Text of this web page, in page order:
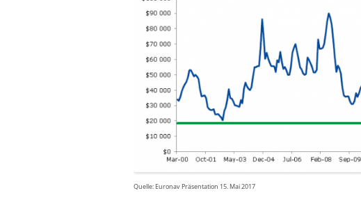
Quelle: Euronav Präsentation 15. Mai 2017